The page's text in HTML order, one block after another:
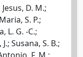
D. M.;
S. P.;
L. G. -C.;
Susana, S. B.;